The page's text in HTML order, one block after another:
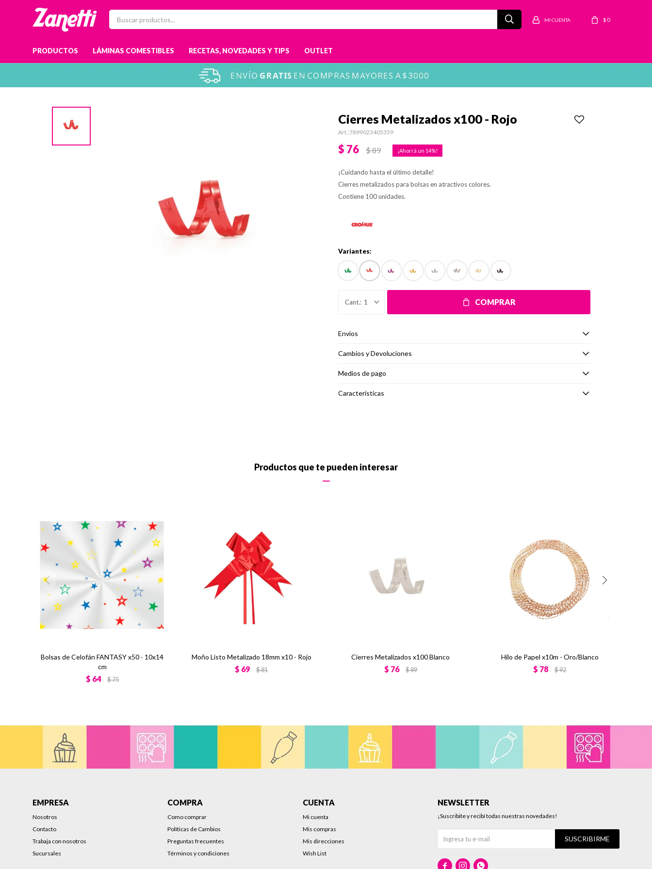
PRODUCTOS LÁMINAS COMESTIBLES RECETAS, NOVEDADES Y TIPS OUTLET
$ 0
Cierres Metalizados x100 - Rojo
7899023405359
$ 76 $89 14
¡Cuidando hasta el último detalle!
Cierres metalizados para bolsas en atractivos colores.
Contiene 100 unidades.
Variantes:
1 COMPRAR
Envíos
Cambios y Devoluciones
Medios de pago
Características
Productos que te pueden interesar
Bolsas de Celofán FANTASY x50 - 10x14
cm
$ 64 $75
Moño Listo Metalizado 18mm x10 - Rojo
$ 69 $81
Cierres Metalizados x100 Blanco
$ 76 $89
Hilo de Papel x10m - Oro/Blanco
$ 78 $92
EMPRESA
Nosotros
Contacto
Trabaja con nosotros
Sucursales
COMPRA
Como comprar
Políticas de Cambios
Preguntas frecuentes
Términos y condiciones
CUENTA
Mi cuenta
Mis compras
Mis direcciones
Wish List
NEWSLETTER
¡Suscribite y recibí todas nuestras novedades!
SUSCRIBIRME
  